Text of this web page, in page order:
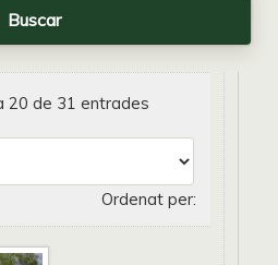
20 de 31 entrades
Ordenat per: